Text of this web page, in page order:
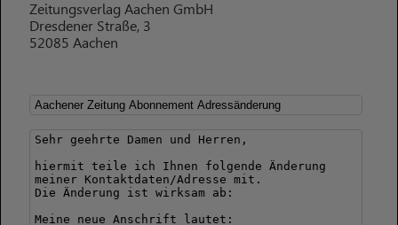
Zeitungsverlag Aachen GmbH
Dresdener Straße, 3
52085 Aachen